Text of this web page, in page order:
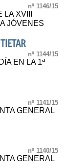
nº 1146/15
XVIII
JÓVENES
nº 1144/15
EN LA 1ª
nº 1141/15
GENERAL
nº 1140/15
GENERAL